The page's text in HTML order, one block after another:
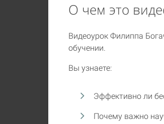
О чем это
Видеоурок Филиппа
обучении.
Вы узнаете:
Эффективно ли
Почему важно